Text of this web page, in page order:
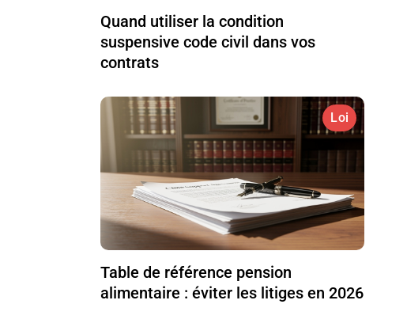
Quand utiliser la condition
suspensive code civil dans vos
contrats
Loi
Table de référence pension
alimentaire : éviter les litiges en 2026